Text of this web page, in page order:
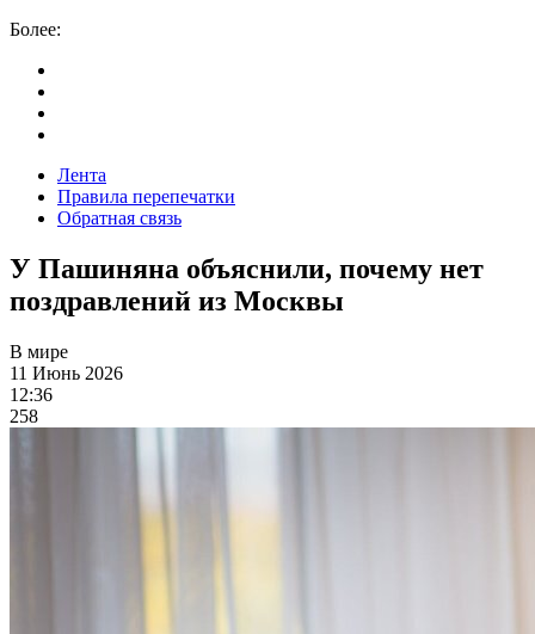
Более:
Лента
Правила перепечатки
Обратная связь
У Пашиняна объяснили, почему нет
поздравлений из Москвы
В мире
11 Июнь 2026
12:36
258